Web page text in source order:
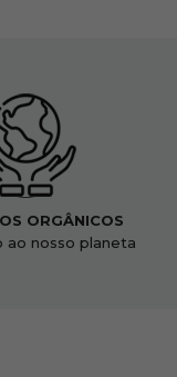
ORGÂNICOS
ao nosso planeta